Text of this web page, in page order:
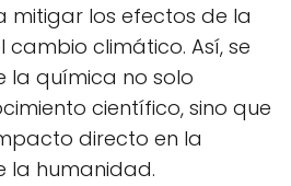
mitigar los efectos de la
climático. Así, se
la química no solo
científico, sino que
directo en la
la humanidad.